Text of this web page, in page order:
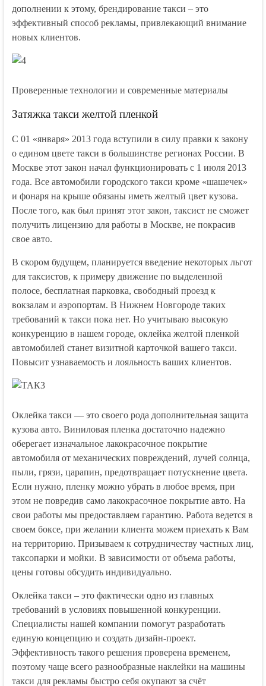
дополнении к этому, брендирование такси – это
эффективный способ рекламы, привлекающий внимание
новых клиентов.
Проверенные технологии и современные материалы
Затяжка такси желтой пленкой
С 01 «января» 2013 года вступили в силу правки к закону
о едином цвете такси в большинстве регионах России. В
Москве этот закон начал функционировать с 1 июля 2013
года. Все автомобили городского такси кроме «шашечек»
и фонаря на крыше обязаны иметь желтый цвет кузова.
После того, как был принят этот закон, таксист не сможет
получить лицензию для работы в Москве, не покрасив
свое авто.
В скором будущем, планируется введение некоторых льгот
для таксистов, к примеру движение по выделенной
полосе, бесплатная парковка, свободный проезд к
вокзалам и аэропортам. В Нижнем Новгороде таких
требований к такси пока нет. Но учитываю высокую
конкуренцию в нашем городе, оклейка желтой пленкой
автомобилей станет визитной карточкой вашего такси.
Повысит узнаваемость и лояльность ваших клиентов.
Оклейка такси — это своего рода дополнительная защита
кузова авто. Виниловая пленка достаточно надежно
оберегает изначальное лакокрасочное покрытие
автомобиля от механических повреждений, лучей солнца,
пыли, грязи, царапин, предотвращает потускнение цвета.
Если нужно, пленку можно убрать в любое время, при
этом не повредив само лакокрасочное покрытие авто. На
свои работы мы предоставляем гарантию. Работа ведется в
своем боксе, при желании клиента можем приехать к Вам
на территорию. Призываем к сотрудничеству частных лиц,
таксопарки и мойки. В зависимости от объема работы,
цены готовы обсудить индивидуально.
Оклейка такси – это фактически одно из главных
требований в условиях повышенной конкуренции.
Специалисты нашей компании помогут разработать
единую концепцию и создать дизайн-проект.
Эффективность такого решения проверена временем,
поэтому чаще всего разнообразные наклейки на машины
такси для рекламы быстро себя окупают за счёт